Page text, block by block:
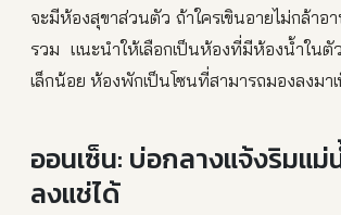
จะมีห้องสุขาส่วนตัว ถ้าใครเขินอายไม่กล้าอ
รวม แนะนำให้เลือกเป็นห้องที่มีห้องน้ำในตั
เล็กน้อย ห้องพักเป็นโซนที่สามารถมองลงมา
ออนเซ็น: บ่อกลางแจ้งริมแม่
ลงแช่ได้